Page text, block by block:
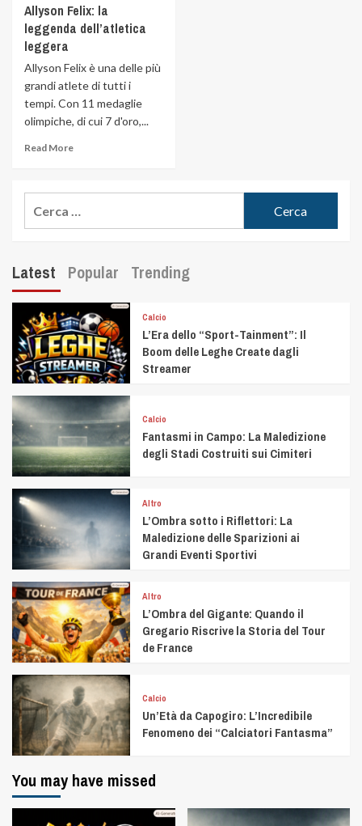
Allyson Felix: la
leggenda dell’atletica
leggera
Allyson Felix è una delle più
grandi atlete di tutti i
tempi. Con 11 medaglie
olimpiche, di cui 7 d'oro,...
Read More
Latest Popular Trending
Calcio
L’Era dello “Sport-Tainment”: Il
Boom delle Leghe Create dagli
Streamer
Calcio
Fantasmi in Campo: La Maledizione
degli Stadi Costruiti sui Cimiteri
Altro
L’Ombra sotto i Riflettori: La
Maledizione delle Sparizioni ai
Grandi Eventi Sportivi
Altro
L’Ombra del Gigante: Quando il
Gregario Riscrive la Storia del Tour
de France
Calcio
Un’Età da Capogiro: L’Incredibile
Fenomeno dei “Calciatori Fantasma”
You may have missed